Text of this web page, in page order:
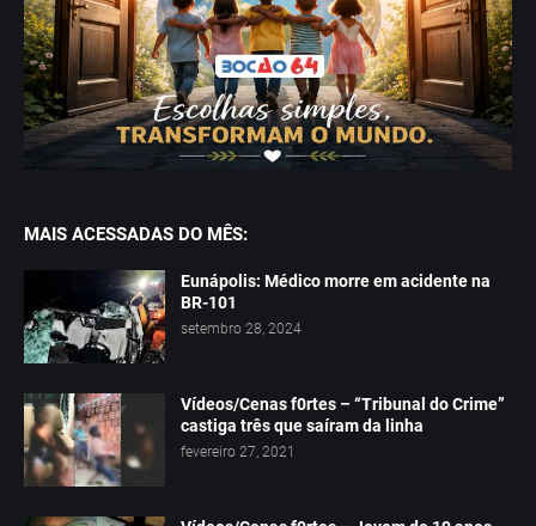
MAIS ACESSADAS DO MÊS:
Eunápolis: Médico morre em acidente na
BR-101
setembro 28, 2024
Vídeos/Cenas f0rtes – “Tribunal do Crime”
castiga três que saíram da linha
fevereiro 27, 2021